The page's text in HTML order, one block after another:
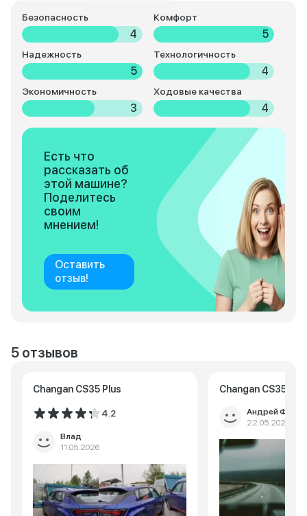
Безопасность
4
Комфорт
5
Надежность
5
Технологичность
4
Экономичность
3
Ходовые качества
4
Есть что
рассказать об
этой машине?
Поделитесь
своим
мнением!
Оставить
отзыв!
5 отзывов
Changan CS35 Plus
4.2
Влад
11.05.2026
Changan CS35 Plus
Андрей
22.05.2025